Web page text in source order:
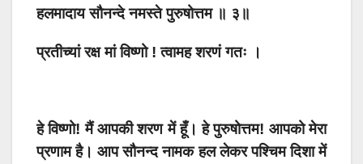
हलमादाय सौनन्दे नमस्ते पुरुषोत्तम ॥ ३॥
प्रतीच्यां रक्ष मां विष्णो ! त्वामह शरणं गतः ।
हे विष्णो! मैं आपकी शरण में हूँ। हे पुरुषोत्तम! आपको मेरा
प्रणाम है। आप सौनन्द नामक हल लेकर पश्चिम दिशा में